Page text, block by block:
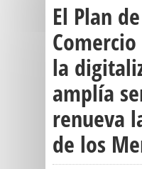
El Plan
la
amplía
renueva
de los